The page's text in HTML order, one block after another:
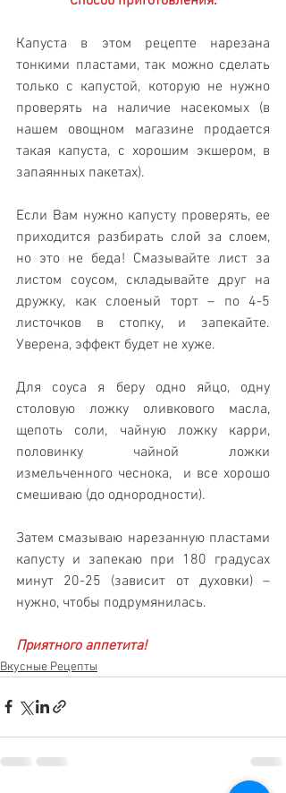
Капуста в этом рецепте нарезана
тонкими пластами, так можно сделать
только с капустой, которую не нужно
проверять на наличие насекомых (в
нашем овощном магазине продается
такая капуста, с хорошим экшером, в
запаянных пакетах).
Если Вам нужно капусту проверять, ее
приходится разбирать слой за слоем,
но это не беда! Смазывайте лист за
листом соусом, складывайте друг на
дружку, как слоеный торт – по 4-5
листочков в стопку, и запекайте.
Уверена, эффект будет не хуже.
Для соуса я беру одно яйцо, одну
столовую ложку оливкового масла,
щепоть соли, чайную ложку карри,
половинку чайной ложки
измельченного чеснока,  и все хорошо
смешиваю (до однородности).
Затем смазываю нарезанную пластами
капусту и запекаю при 180 градусах
минут 20-25 (зависит от духовки) –
нужно, чтобы подрумянилась.
Приятного аппетита!
Вкусные Рецепты